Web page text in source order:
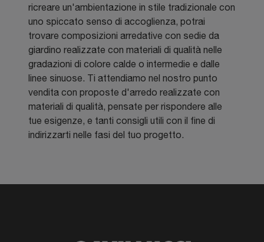
ricreare un'ambientazione in stile tradizionale con
uno spiccato senso di accoglienza, potrai
trovare composizioni arredative con sedie da
giardino realizzate con materiali di qualità nelle
gradazioni di colore calde o intermedie e dalle
linee sinuose. Ti attendiamo nel nostro punto
vendita con proposte d'arredo realizzate con
materiali di qualità, pensate per rispondere alle
tue esigenze, e tanti consigli utili con il fine di
indirizzarti nelle fasi del tuo progetto.